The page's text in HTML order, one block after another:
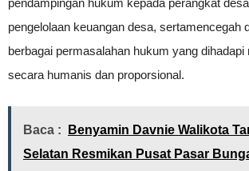
pengelolaan keuangan desa, sertamencegah
berbagai permasalahan hukum yang
secara humanis dan proporsional.
Baca :
Benyamin Davnie Walikota
Selatan Resmikan Pusat Pasar